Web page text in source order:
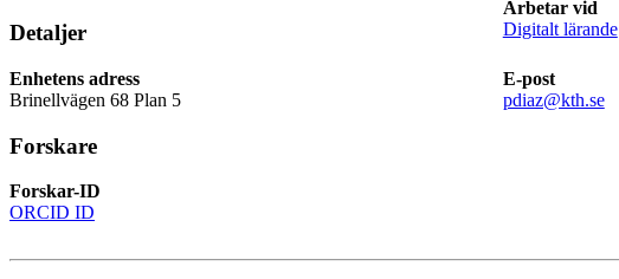
Detaljer
Arbetar vid
Digitalt lärande
Enhetens adress
Brinellvägen 68 Plan 5
E-post
pdiaz@kth.se
Forskare
Forskar-ID
ORCID ID